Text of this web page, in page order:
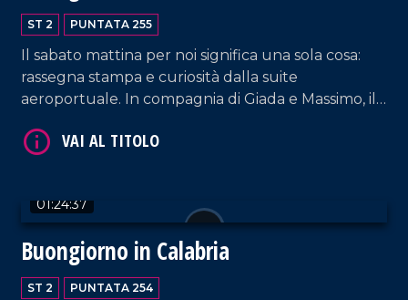
ST 2 PUNTATA 255
Il sabato mattina per noi significa una sola cosa:
rassegna stampa e curiosità dalla suite
aeroportuale. In compagnia di Giada e Massimo, il
sindaco di Mirto-Crosia Maria Teresa Aiello, la
01:24:37
Buongiorno in Calabria
ST 2 PUNTATA 254
VAI AL TITOLO